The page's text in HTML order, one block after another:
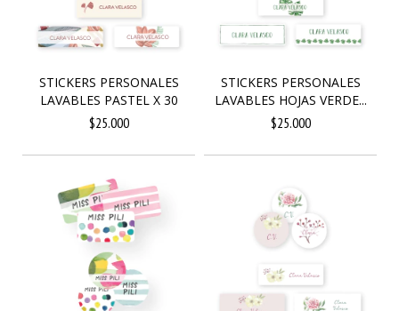
STICKERS PERSONALES
LAVABLES PASTEL X 30
$25.000
STICKERS PERSONALES
LAVABLES HOJAS VERDE...
$25.000